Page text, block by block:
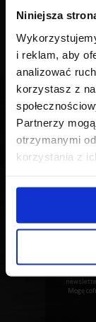
Niniejsza
i reklam, aby
analizować
korzystasz z
Partnerzy
otrzymanymi
korzystania zemail:
Mogę